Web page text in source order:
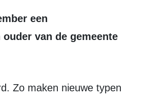
van de gemeente